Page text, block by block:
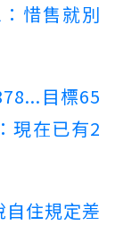
惜售就別
目標65
現在已有2
住規定差